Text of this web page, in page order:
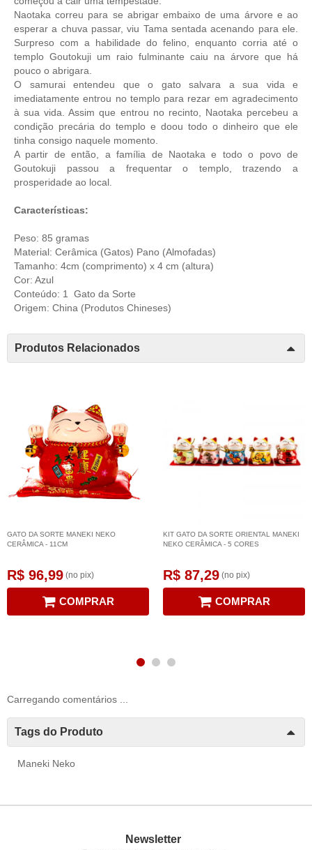
Naotaka correu para se abrigar embaixo de uma árvore e ao
esperar a chuva passar, viu Tama sentada acenando para ele.
Surpreso com a habilidade do felino, enquanto corria até o
templo Goutokuji um raio fulminante caiu na árvore que há
pouco o abrigara.
O samurai entendeu que o gato salvara a sua vida e
imediatamente entrou no templo para rezar em agradecimento
à sua vida. Assim que entrou no recinto, Naotaka percebeu a
condição precária do templo e doou todo o dinheiro que ele
tinha consigo naquele momento.
A partir de então, a família de Naotaka e todo o povo de
Goutokuji passou a frequentar o templo, trazendo a
prosperidade ao local.
Características:
Peso: 85 gramas
Material: Cerâmica (Gatos) Pano (Almofadas)
Tamanho: 4cm (comprimento) x 4 cm (altura)
Cor: Azul
Conteúdo: 1 Gato da Sorte
Origem: China (Produtos Chineses)
Produtos Relacionados
GATO DA SORTE MANEKI NEKO
CERÂMICA - 11CM
R$ 96,99 (no pix)
COMPRAR
KIT GATO DA SORTE ORIENTAL MANEKI
NEKO CERÂMICA - 5 CORES
R$ 87,29 (no pix)
COMPRAR
Carregando comentários ...
Tags do Produto
Maneki Neko
Newsletter